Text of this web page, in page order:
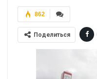
862
Поделиться